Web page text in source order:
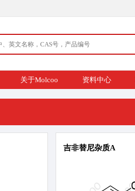
关于Molcoo 资料中心
吉非替尼杂质A